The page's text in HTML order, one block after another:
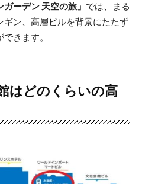
ガーデン 天空の旅」 では、まる
ン、高層ビルを背景にたたず
きます。
はどのくらいの高